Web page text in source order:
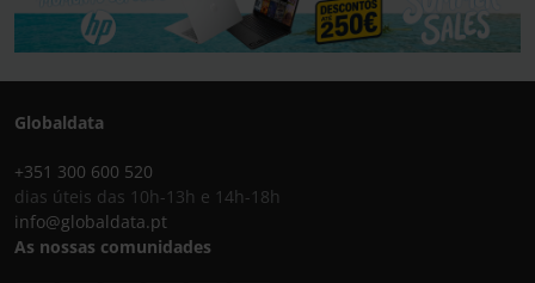
Globaldata
+351 300 600 520
dias úteis das 10h-13h e 14h-18h
info@globaldata.pt
As nossas comunidades